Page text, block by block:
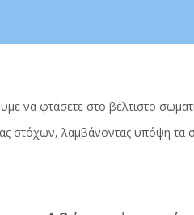
να φτάσετε στο βέλτιστο
στόχων, λαμβάνοντας υπόψη τα